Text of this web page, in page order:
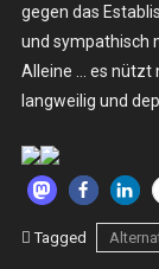
gegen das
und sympathisch
Alleine … es nützt
langweilig und
Tagged